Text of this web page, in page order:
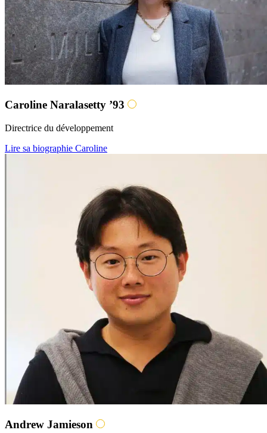
Caroline Naralasetty ’93
Directrice du développement
Lire sa biographie Caroline
Andrew Jamieson